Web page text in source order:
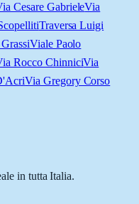
Cesare GabrieleVia
Traversa Luigi
Viale Paolo
Rocco ChinniciVia
Via Gregory Corso
in tutta Italia.